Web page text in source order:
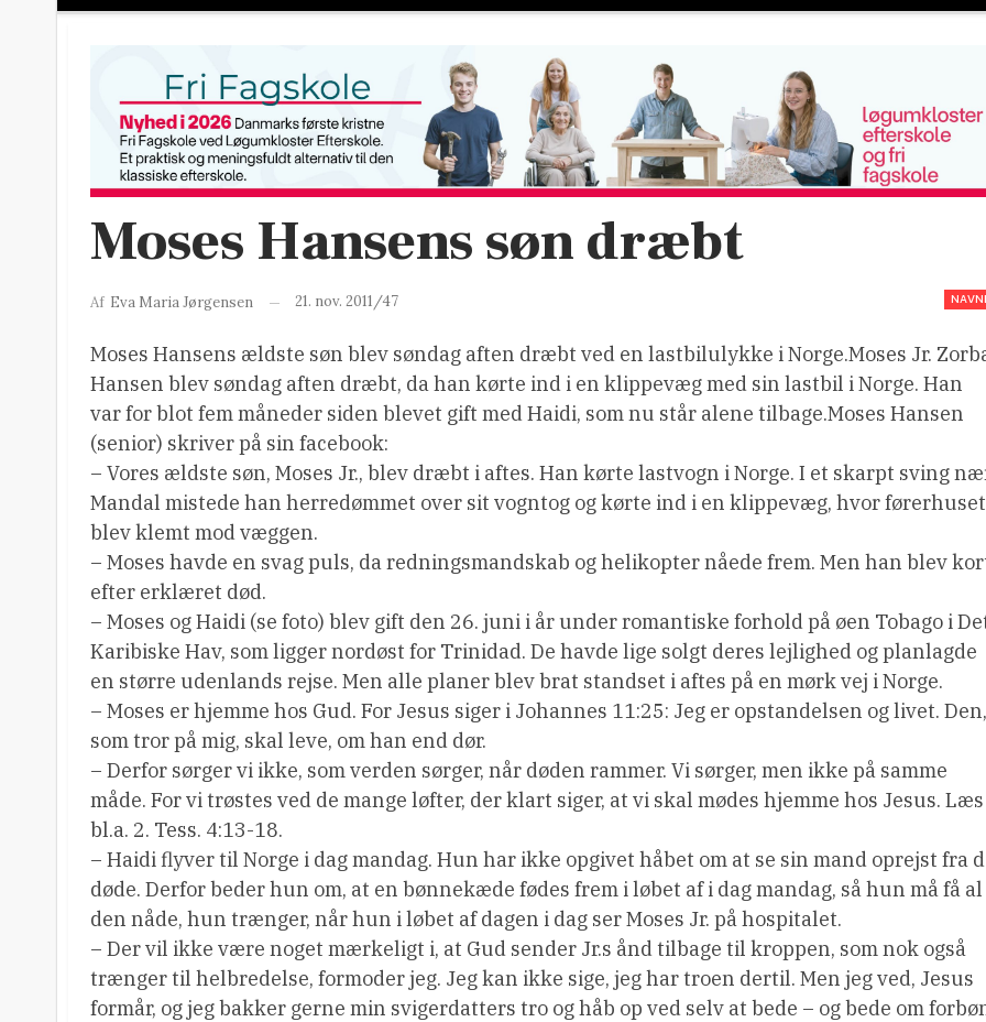
Moses Hansens søn dræbt
Af Eva Maria Jørgensen 21. nov. 2011/47
Moses Hansens ældste søn blev søndag aften dræbt ved en lastbilulykke i Norge.Moses Jr.
Hansen blev søndag aften dræbt, da han kørte ind i en klippevæg med sin lastbil i Norge. Han
var for blot fem måneder siden blevet gift med Haidi, som nu står alene tilbage.Moses Hansen
(senior) skriver på sin facebook:
– Vores ældste søn, Moses Jr., blev dræbt i aftes. Han kørte lastvogn i Norge. I et skarpt sving
Mandal mistede han herredømmet over sit vogntog og kørte ind i en klippevæg, hvor førerhuset
blev klemt mod væggen.
– Moses havde en svag puls, da redningsmandskab og helikopter nåede frem. Men han blev
efter erklæret død.
– Moses og Haidi (se foto) blev gift den 26. juni i år under romantiske forhold på øen Tobago i
Karibiske Hav, som ligger nordøst for Trinidad. De havde lige solgt deres lejlighed og planlagde
en større udenlands rejse. Men alle planer blev brat standset i aftes på en mørk vej i Norge.
– Moses er hjemme hos Gud. For Jesus siger i Johannes 11:25: Jeg er opstandelsen og livet. Den,
som tror på mig, skal leve, om han end dør.
– Derfor sørger vi ikke, som verden sørger, når døden rammer. Vi sørger, men ikke på samme
måde. For vi trøstes ved de mange løfter, der klart siger, at vi skal mødes hjemme hos Jesus. Læs
bl.a. 2. Tess. 4:13-18.
– Haidi flyver til Norge i dag mandag. Hun har ikke opgivet håbet om at se sin mand oprejst fra
døde. Derfor beder hun om, at en bønnekæde fødes frem i løbet af i dag mandag, så hun må få al
den nåde, hun trænger, når hun i løbet af dagen i dag ser Moses Jr. på hospitalet.
– Der vil ikke være noget mærkeligt i, at Gud sender Jr.s ånd tilbage til kroppen, som nok også
trænger til helbredelse, formoder jeg. Jeg kan ikke sige, jeg har troen dertil. Men jeg ved, Jesus
formår, og jeg bakker gerne min svigerdatters tro og håb op ved selv at bede – og bede om